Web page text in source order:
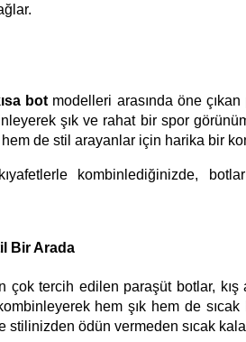
bot modelleri arasında öne
şık ve rahat bir spor
de stil arayanlar için harika bir
kombinlediğinizde,
Bir Arada
çok tercih edilen paraşüt botlar, kış
kombinleyerek hem şık hem de
stilinizden ödün vermeden sıcak